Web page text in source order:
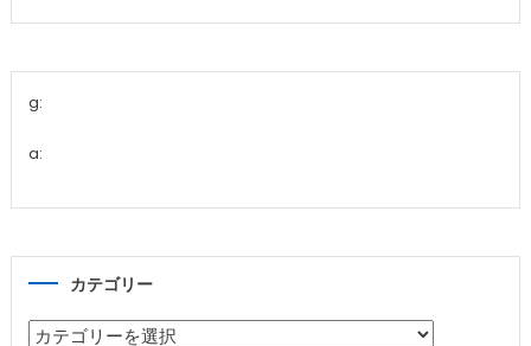
g:
a:
カテゴリー
カ